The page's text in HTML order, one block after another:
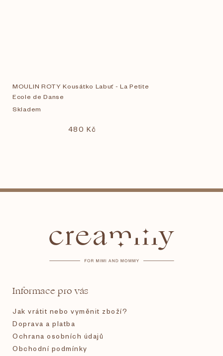
MOULIN ROTY Kousátko Labuť - La Petite
Ecole de Danse
Skladem
480 Kč
Informace pro vás
Jak vrátit nebo vyměnit zboží?
Doprava a platba
Ochrana osobních údajů
Obchodní podmínky